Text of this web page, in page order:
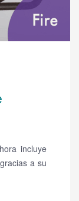
incluye
a su